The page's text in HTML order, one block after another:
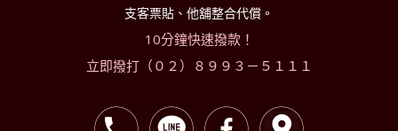
支客票貼、他舖整合代償。
10分鐘快速撥款！
立即撥打（０２）８９９３－５１１１